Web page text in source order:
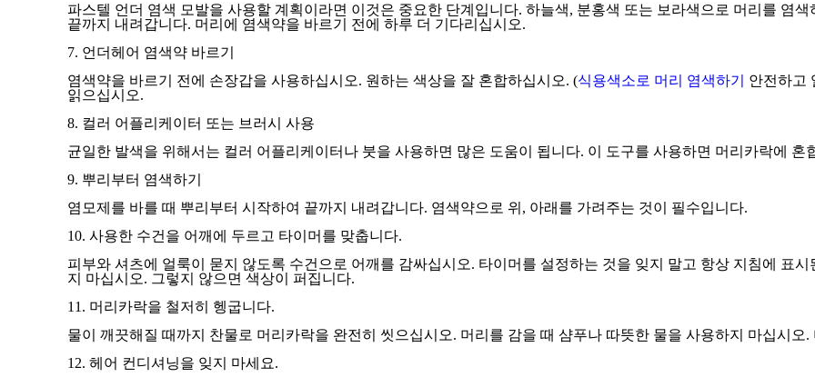
파스텔 언더 염색 모발을 사용할 계획이라면 이것은 중요한 단계입니다. 하늘색, 분홍색 또는 보라색으로 머리를 염
끝까지 내려갑니다. 머리에 염색약을 바르기 전에 하루 더 기다리십시오.
7. 언더헤어 염색약 바르기
염색약을 바르기 전에 손장갑을 사용하십시오. 원하는 색상을 잘 혼합하십시오. (식용색소로 머리 염색하기
안전하고
읽으십시오.
8. 컬러 어플리케이터 또는 브러시 사용
균일한 발색을 위해서는 컬러 어플리케이터나 붓을 사용하면 많은 도움이 됩니다. 이 도구를 사용하면 머리카락에 혼
9. 뿌리부터 염색하기
염모제를 바를 때 뿌리부터 시작하여 끝까지 내려갑니다. 염색약으로 위, 아래를 가려주는 것이 필수입니다.
10. 사용한 수건을 어깨에 두르고 타이머를 맞춥니다.
피부와 셔츠에 얼룩이 묻지 않도록 수건으로 어깨를 감싸십시오. 타이머를 설정하는 것을 잊지 말고 항상 지침에 표
지 마십시오. 그렇지 않으면 색상이 퍼집니다.
11. 머리카락을 철저히 헹굽니다.
물이 깨끗해질 때까지 찬물로 머리카락을 완전히 씻으십시오. 머리를 감을 때 샴푸나 따뜻한 물을 사용하지 마십시오
12. 헤어 컨디셔닝을 잊지 마세요.